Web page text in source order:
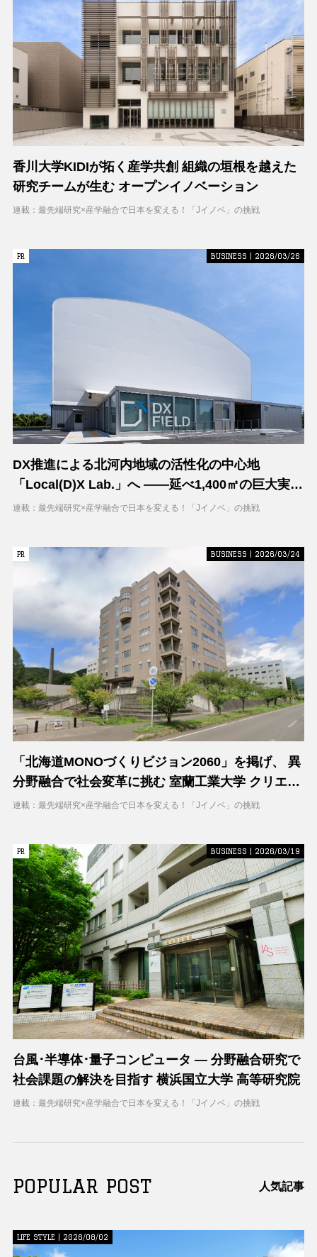
香川大学KIDIが拓く産学共創 組織の垣根を越えた
研究チームが生む オープンイノベーション
連載：最先端研究×産学融合で日本を変える！「Jイノベ」の挑戦
PR
PR BUSINESS | 2026/03/26
DX推進による北河内地域の活性化の中心地
「Local(D)X Lab.」へ ――延べ1,400㎡の巨大実証
空間で地域DXに挑む 大阪工業大学 DXフィールド
連載：最先端研究×産学融合で日本を変える！「Jイノベ」の挑戦
PR
PR BUSINESS | 2026/03/24
「北海道MONOづくりビジョン2060」を掲げ、 異
分野融合で社会変革に挑む 室蘭工業大学 クリエイ
ティブコラボレーションセンター（CCC）
連載：最先端研究×産学融合で日本を変える！「Jイノベ」の挑戦
PR
PR BUSINESS | 2026/03/19
台風･半導体･量子コンピュータ ― 分野融合研究で
社会課題の解決を目指す 横浜国立大学 高等研究院
連載：最先端研究×産学融合で日本を変える！「Jイノベ」の挑戦
POPULAR POST 人気記事
LIFE STYLE | 2026/08/02